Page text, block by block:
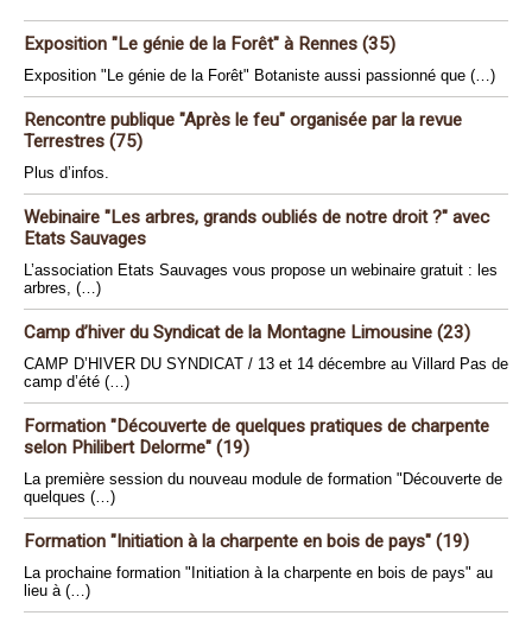
Exposition "Le génie de la Forêt" à Rennes (35)
Exposition "Le génie de la Forêt" Botaniste aussi passionné que (…)
Rencontre publique "Après le feu" organisée par la revue
Terrestres (75)
Plus d’infos.
Webinaire "Les arbres, grands oubliés de notre droit ?" avec
Etats Sauvages
L’association Etats Sauvages vous propose un webinaire gratuit : les
arbres, (…)
Camp d’hiver du Syndicat de la Montagne Limousine (23)
CAMP D’HIVER DU SYNDICAT / 13 et 14 décembre au Villard Pas de
camp d’été (…)
Formation "Découverte de quelques pratiques de charpente
selon Philibert Delorme" (19)
La première session du nouveau module de formation "Découverte de
quelques (…)
Formation "Initiation à la charpente en bois de pays" (19)
La prochaine formation "Initiation à la charpente en bois de pays" au
lieu à (…)